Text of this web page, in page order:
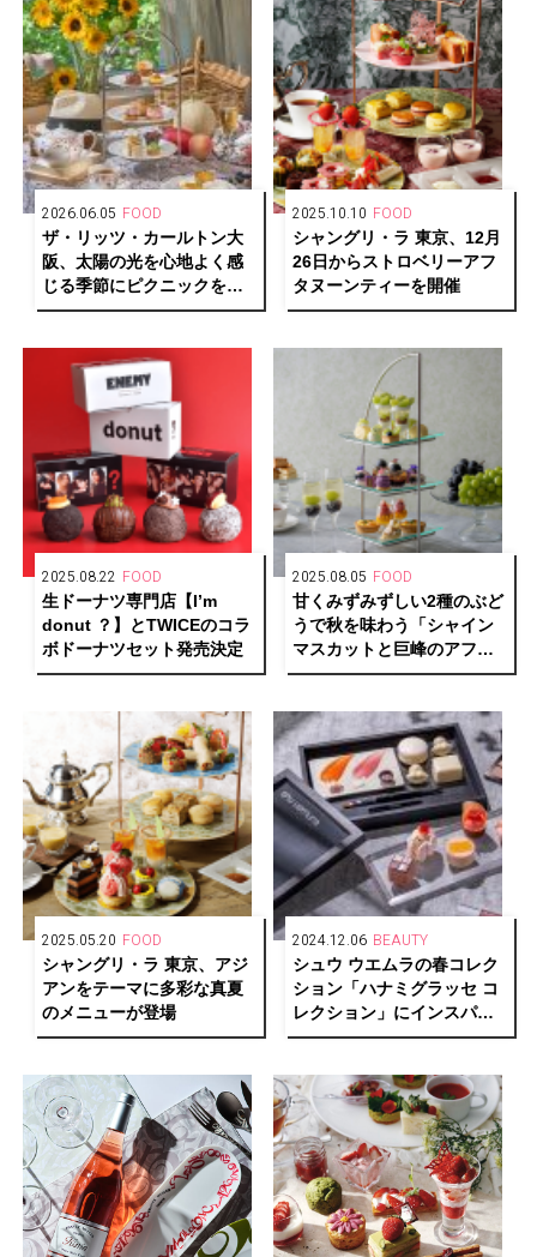
2026.06.05 FOOD
ザ・リッツ・カールトン大
阪、太陽の光を心地よく感
じる季節にピクニックをイ
メージしたアフタヌーンテ
2025.10.10 FOOD
シャングリ・ラ 東京、12月
26日からストロベリーアフ
タヌーンティーを開催
2025.08.22 FOOD
生ドーナツ専門店【I’m
donut ？】とTWICEのコラ
ボドーナツセット発売決定
2025.08.05 FOOD
甘くみずみずしい2種のぶど
うで秋を味わう「シャイン
マスカットと巨峰のアフタ
ヌーンティー」
2025.05.20 FOOD
シャングリ・ラ 東京、アジ
アンをテーマに多彩な真夏
のメニューが登場
2024.12.06 BEAUTY
シュウ ウエムラの春コレク
ション「ハナミグラッセ コ
レクション」にインスパイ
アされたアフタヌーンティ
登場